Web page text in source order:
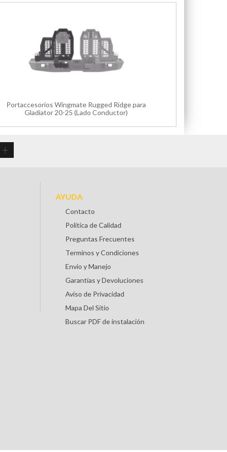
Portaccesorios Wingmate Rugged Ridge para
Gladiator 20-25 (Lado Conductor)
AYUDA
Contacto
Política de Calidad
Preguntas Frecuentes
Terminos y Condiciones
Envio y Manejo
Garantías y Devoluciones
Aviso de Privacidad
Mapa Del Sitio
Buscar PDF de instalación